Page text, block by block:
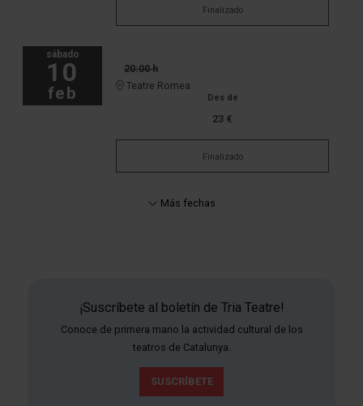
Finalizado
sábado
10
feb
20:00 h
Teatre Romea
Des de
23 €
Finalizado
Más fechas
¡Suscríbete al boletín de Tria Teatre!
Conoce de primera mano la actividad cultural de los
teatros de Catalunya.
SUSCRÍBETE